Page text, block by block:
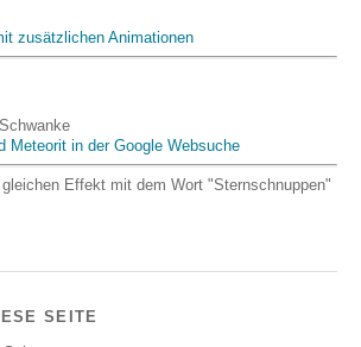
zusätzlichen Animationen
Meteorit in der Google Websuche
gleichen Effekt mit dem Wort "Sternschnuppen"
SEITE